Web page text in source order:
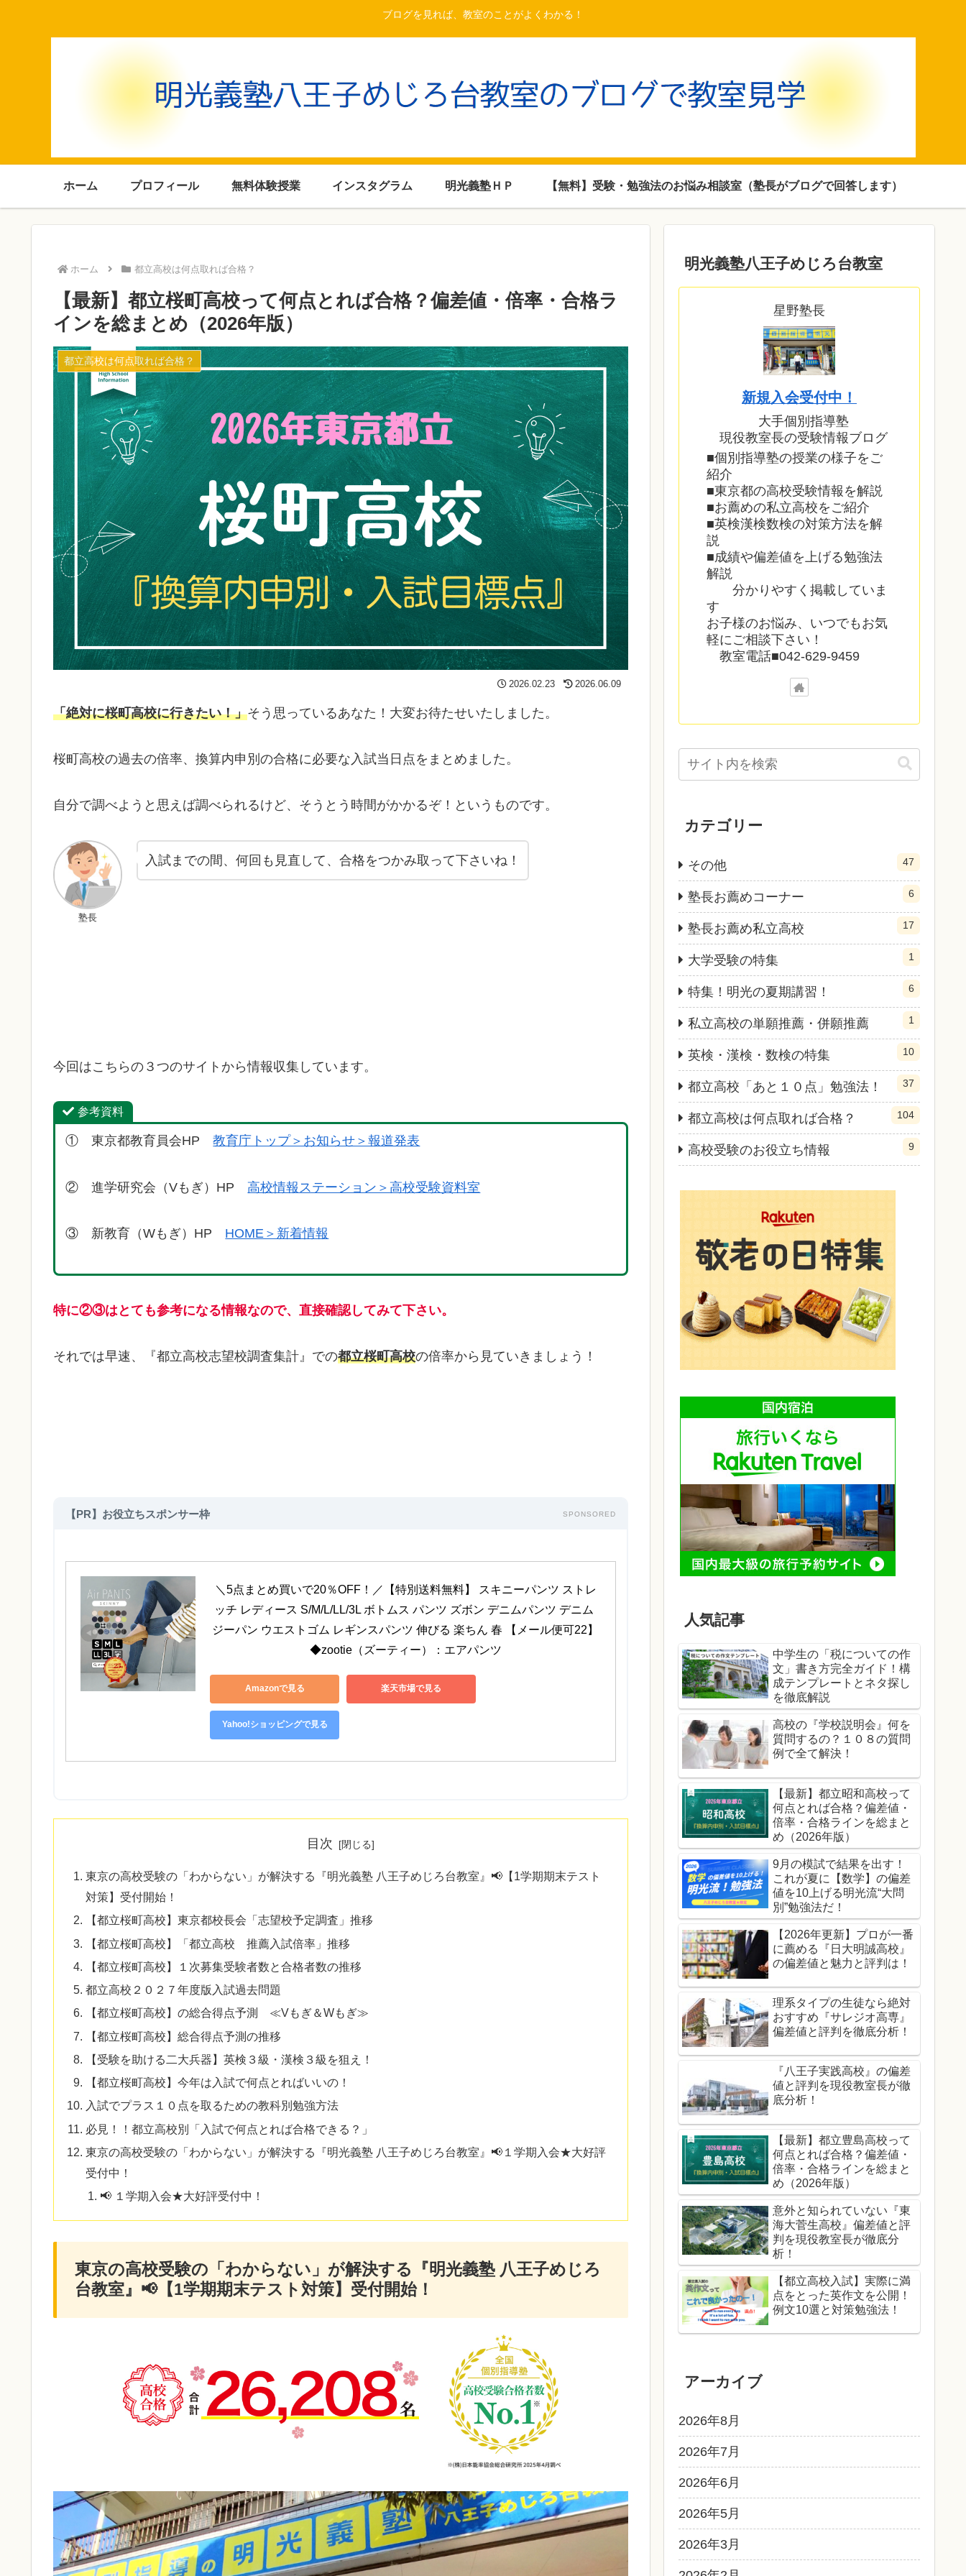
ブログを見れば、教室のことがよくわかる！
ホーム プロフィール 無料体験授業 インスタグラム 明光義塾ＨＰ 【無料】受験・勉強法のお悩み相談室（塾長がブログで回答します）
ホーム 都立高校は何点取れば合格？
【最新】都立桜町高校って何点とれば合格？偏差値・倍率・合格ラ
インを総まとめ（2026年版）
都立高校は何点取れば合格？
2026.02.23 2026.06.09
「絶対に桜町高校に行きたい！」そう思っているあなた！大変お待たせいたしました。
桜町高校の過去の倍率、換算内申別の合格に必要な入試当日点をまとめました。
自分で調べようと思えば調べられるけど、そうとう時間がかかるぞ！というものです。
塾長
入試までの間、何回も見直して、合格をつかみ取って下さいね！
今回はこちらの３つのサイトから情報収集しています。
参考資料
① 東京都教育員会HP教育庁トップ＞お知らせ＞報道発表
② 進学研究会（Vもぎ）HP 高校情報ステーション＞高校受験資料室
③ 新教育（Wもぎ）HP HOME＞新着情報
特に②③はとても参考になる情報なので、直接確認してみて下さい。
それでは早速、『都立高校志望校調査集計』での都立桜町高校の倍率から見ていきましょう！
【PR】お役立ちスポンサー枠 SPONSORED
＼5点まとめ買いで20％OFF！／【特別送料無料】 スキニーパンツ ストレ
ッチ レディース S/M/L/LL/3L ボトムス パンツ ズボン デニムパンツ デニム
ジーパン ウエストゴム レギンスパンツ 伸びる 楽ちん 春 【メール便可22】
◆zootie（ズーティー）：エアパンツ
Amazonで見る 楽天市場で見る
Yahoo!ショッピングで見る
目次
東京の高校受験の「わからない」が解決する『明光義塾 八王子めじろ台教室』📢【1学期期末テスト
対策】受付開始！
【都立桜町高校】東京都校長会「志望校予定調査」推移
【都立桜町高校】「都立高校 推薦入試倍率」推移
【都立桜町高校】１次募集受験者数と合格者数の推移
都立高校２０２７年度版入試過去問題
【都立桜町高校】の総合得点予測 ≪Vもぎ＆Wもぎ≫
【都立桜町高校】総合得点予測の推移
【受験を助ける二大兵器】英検３級・漢検３級を狙え！
【都立桜町高校】今年は入試で何点とればいいの！
入試でプラス１０点を取るための教科別勉強方法
必見！！都立高校別「入試で何点とれば合格できる？」
東京の高校受験の「わからない」が解決する『明光義塾 八王子めじろ台教室』📢１学期入会★大好評
受付中！
📢 １学期入会★大好評受付中！
東京の高校受験の「わからない」が解決する『明光義塾 八王子めじろ
台教室』📢【1学期期末テスト対策】受付開始！
明光義塾八王子めじろ台教室
星野塾長
新規入会受付中！
大手個別指導塾
現役教室長の受験情報ブログ
■個別指導塾の授業の様子をご
紹介
■東京都の高校受験情報を解説
■お薦めの私立高校をご紹介
■英検漢検数検の対策方法を解
説
■成績や偏差値を上げる勉強法
解説
分かりやすく掲載していま
す
お子様のお悩み、いつでもお気
軽にご相談下さい！
教室電話■042-629-9459
カテゴリー
その他 47
塾長お薦めコーナー 6
塾長お薦め私立高校 17
大学受験の特集 1
特集！明光の夏期講習！ 6
私立高校の単願推薦・併願推薦 1
英検・漢検・数検の特集 10
都立高校「あと１０点」勉強法！ 37
都立高校は何点取れば合格？ 104
高校受験のお役立ち情報 9
人気記事
中学生の「税についての作
文」書き方完全ガイド！構
成テンプレートとネタ探し
を徹底解説
高校の『学校説明会』何を
質問するの？１０８の質問
例で全て解決！
【最新】都立昭和高校って
何点とれば合格？偏差値・
倍率・合格ラインを総まと
め（2026年版）
9月の模試で結果を出す！
これが夏に【数学】の偏差
値を10上げる明光流“大問
別”勉強法だ！
【2026年更新】プロが一番
に薦める『日大明誠高校』
の偏差値と魅力と評判は！
理系タイプの生徒なら絶対
おすすめ『サレジオ高専』
偏差値と評判を徹底分析！
『八王子実践高校』の偏差
値と評判を現役教室長が徹
底分析！
【最新】都立豊島高校って
何点とれば合格？偏差値・
倍率・合格ラインを総まと
め（2026年版）
意外と知られていない『東
海大菅生高校』偏差値と評
判を現役教室長が徹底分
析！
【都立高校入試】実際に満
点をとった英作文を公開！
例文10選と対策勉強法！
アーカイブ
2026年8月
2026年7月
2026年6月
2026年5月
2026年3月